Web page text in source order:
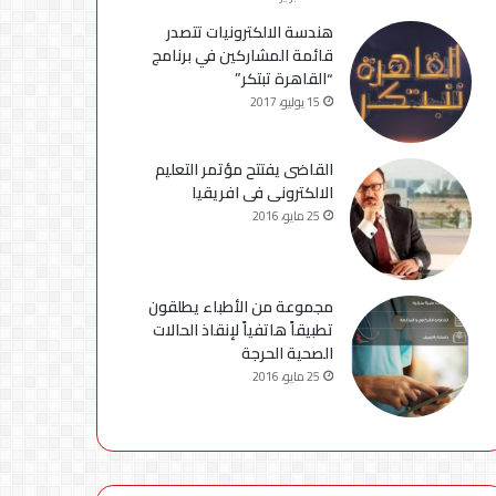
هندسة الالكترونيات تتصدر
قائمة المشاركين في برنامج
“القاهرة تبتكر”
15 يوليو، 2017
القاضى يفتتح مؤتمر التعليم
الالكترونى فى افريقيا
25 مايو، 2016
مجموعة من الأطباء يطلقون
تطبيقاً هاتفياً لإنقاذ الحالات
الصحية الحرجة
25 مايو، 2016